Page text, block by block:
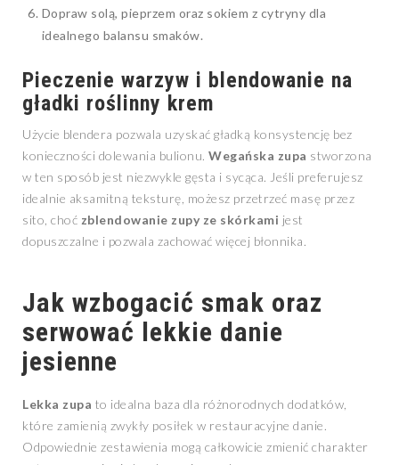
Dopraw solą, pieprzem oraz sokiem z cytryny dla
idealnego balansu smaków.
Pieczenie warzyw i blendowanie na
gładki roślinny krem
Użycie blendera pozwala uzyskać gładką konsystencję bez
konieczności dolewania bulionu. Wegańska zupa stworzona
w ten sposób jest niezwykle gęsta i sycąca. Jeśli preferujesz
idealnie aksamitną teksturę, możesz przetrzeć masę przez
sito, choć zblendowanie zupy ze skórkami jest
dopuszczalne i pozwala zachować więcej błonnika.
Jak wzbogacić smak oraz
serwować lekkie danie
jesienne
Lekka zupa to idealna baza dla różnorodnych dodatków,
które zamienią zwykły posiłek w restauracyjne danie.
Odpowiednie zestawienia mogą całkowicie zmienić charakter